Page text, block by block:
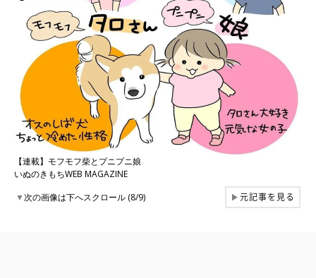
【連載】モフモフ柴とプニプニ娘
いぬのきもちWEB MAGAZINE
▼次の画像は下へスクロール (8/9) ▶元記事を見る